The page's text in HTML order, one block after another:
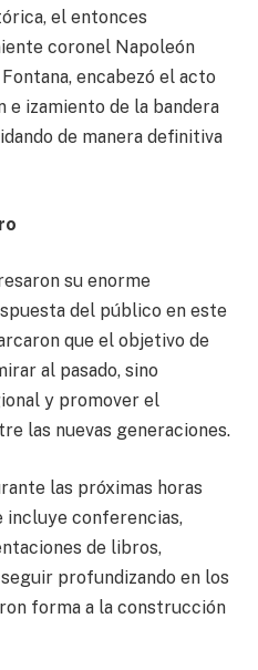
el entonces
coronel Napoleón
encabezó el acto
e izamiento de la bandera
de manera definitiva
su enorme
del público en este
que el objetivo de
al pasado, sino
y promover el
las nuevas generaciones.
las próximas horas
incluye conferencias,
de libros,
profundizando en los
forma a la construcción